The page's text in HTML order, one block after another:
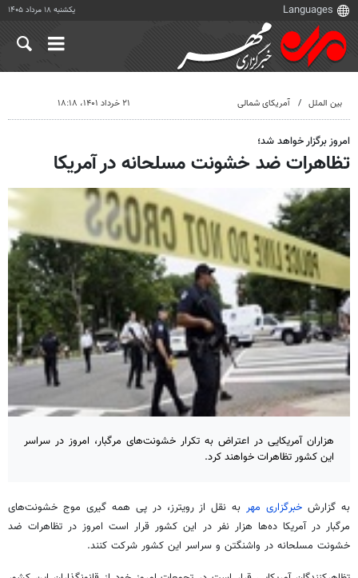
یکشنبه ۱۸ مرداد ۱۴۰۵
بین الملل آمریکای شمالی ۲۱ خرداد ۱۴۰۱، ۱۸:۱۸
امروز برگزار خواهد شد؛
تظاهرات ضد خشونت مسلحانه در آمریکا
هزاران آمریکایی در اعتراض به تکرار خشونت‌های مرگبار، امروز در سراسر
این کشور تظاهرات خواهند کرد.
به گزارش خبرگزاری مهر به نقل از رویترز، در پی همه گیری موج خشونت‌های
مرگبار در آمریکا ده‌ها هزار نفر در این کشور قرار است امروز در تظاهرات ضد
خشونت مسلحانه در واشنگتن و سراسر این کشور شرکت کنند.